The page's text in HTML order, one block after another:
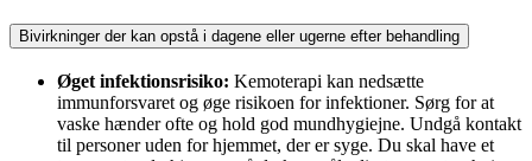
Bivirkninger der kan opstå i dagene eller ugerne efter behandling
Øget infektionsrisiko: Kemoterapi kan nedsætte
immunforsvaret og øge risikoen for infektioner. Sørg for at
vaske hænder ofte og hold god mundhygiejne. Undgå kontakt
til personer uden for hjemmet, der er syge. Du skal have et